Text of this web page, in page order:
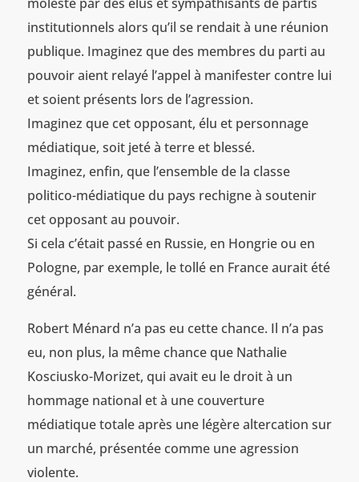
institutionnels alors qu’il se rendait à une réunion
publique. Imaginez que des membres du parti au
pouvoir aient relayé l’appel à manifester contre lui
et soient présents lors de l’agression.
Imaginez que cet opposant, élu et personnage
médiatique, soit jeté à terre et blessé.
Imaginez, enfin, que l’ensemble de la classe
politico-médiatique du pays rechigne à soutenir
cet opposant au pouvoir.
Si cela c’était passé en Russie, en Hongrie ou en
Pologne, par exemple, le tollé en France aurait été
général.
Robert Ménard n’a pas eu cette chance. Il n’a pas
eu, non plus, la même chance que Nathalie
Kosciusko-Morizet, qui avait eu le droit à un
hommage national et à une couverture
médiatique totale après une légère altercation sur
un marché, présentée comme une agression
violente.